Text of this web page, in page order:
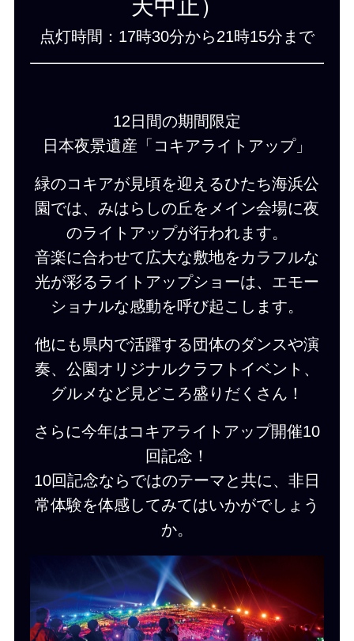
天中止）
点灯時間：17時30分から21時15分まで
12日間の期間限定
日本夜景遺産「コキアライトアップ」
緑のコキアが見頃を迎えるひたち海浜公
園では、みはらしの丘をメイン会場に夜
のライトアップが行われます。
音楽に合わせて広大な敷地をカラフルな
光が彩るライトアップショーは、エモー
ショナルな感動を呼び起こします。
他にも県内で活躍する団体のダンスや演
奏、公園オリジナルクラフトイベント、
グルメなど見どころ盛りだくさん！
さらに今年はコキアライトアップ開催10
回記念！
10回記念ならではのテーマと共に、非日
常体験を体感してみてはいかがでしょう
か。